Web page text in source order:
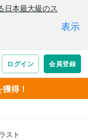
得！
スト